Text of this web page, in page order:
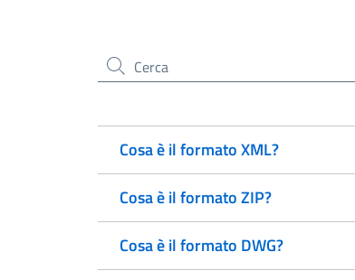
Cerca nel sito
Cosa è il formato XML?
Cosa è il formato ZIP?
Cosa è il formato DWG?